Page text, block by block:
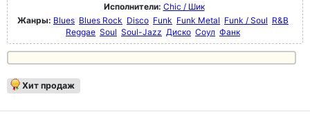
Исполнители: Chic / Шик
Жанры: Blues Blues Rock Disco Funk Funk Metal Funk / Soul R&B
Reggae Soul Soul-Jazz Диско Соул Фанк
Хит продаж